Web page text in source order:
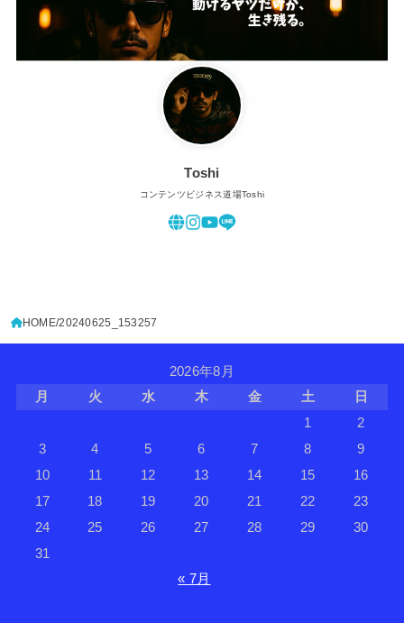
Toshi
コンテンツビジネス道場Toshi
HOME 20240625_153257
2026年8月
月
火 水 木 金 土
日
1
2
3
4 5 6 7 8
9
10
11 12 13 14 15
16
17
18 19 20 21 22
23
24
25 26 27 28 29
30
31
« 7月